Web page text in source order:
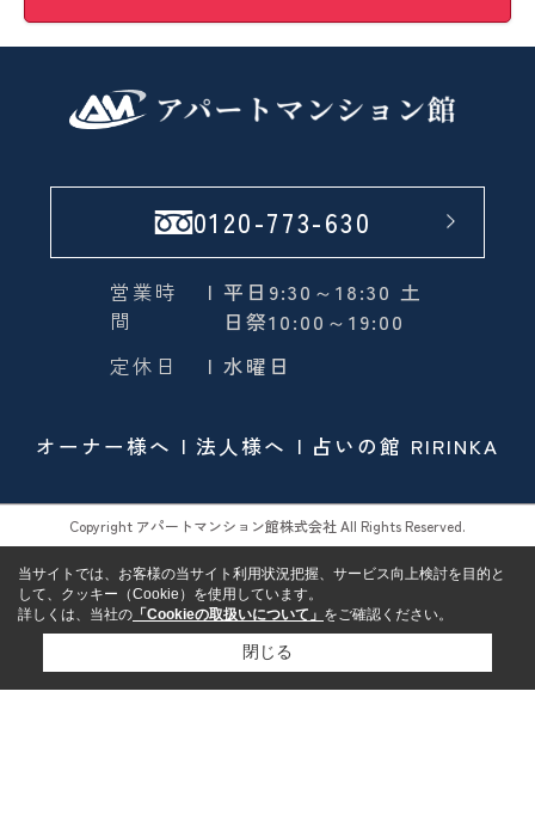
0120-773-630
営業時
間
| 平日9:30～18:30 土
日祭10:00～19:00
定休日
| 水曜日
オーナー様へ 法人様へ 占いの館 RIRINKA
Copyright アパートマンション館株式会社 All Rights Reserved.
当サイトでは、お客様の当サイト利用状況把握、サービス向上検討を目的と
して、クッキー（Cookie）を使用しています。
詳しくは、当社の 「Cookieの取扱いについて」 をご確認ください。
閉じる